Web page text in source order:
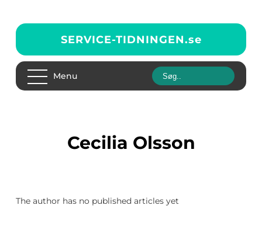
SERVICE-TIDNINGEN.se
Menu
Cecilia Olsson
The author has no published articles yet